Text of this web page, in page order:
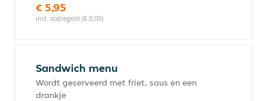
€ 5,95
incl. statiegeld (€ 0,00)
Sandwich menu
Wordt geserveerd met friet, saus en een
drankje